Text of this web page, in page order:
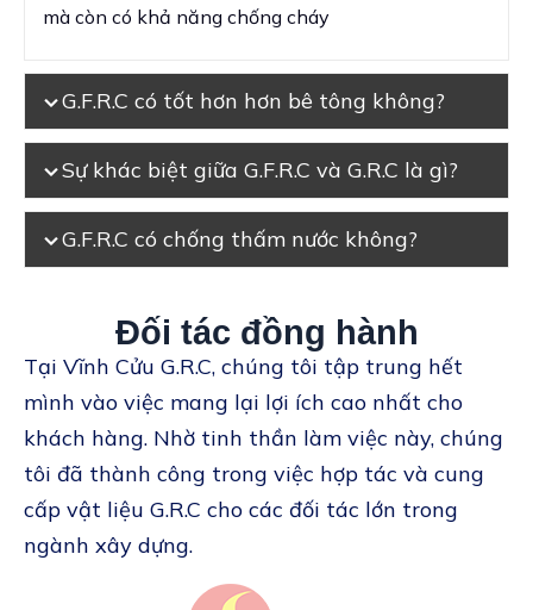
mà còn có khả năng chống cháy
G.F.R.C có tốt hơn hơn bê tông không?
Sự khác biệt giữa G.F.R.C và G.R.C là gì?
G.F.R.C có chống thấm nước không?
Đối tác đồng hành
Tại Vĩnh Cửu G.R.C, chúng tôi tập trung hết
mình vào việc mang lại lợi ích cao nhất cho
khách hàng. Nhờ tinh thần làm việc này, chúng
tôi đã thành công trong việc hợp tác và cung
cấp vật liệu G.R.C cho các đối tác lớn trong
ngành xây dựng.